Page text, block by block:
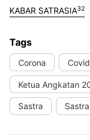
KABAR SATRASIA32
Tags
Corona
Ketua Angkatan
Sastra